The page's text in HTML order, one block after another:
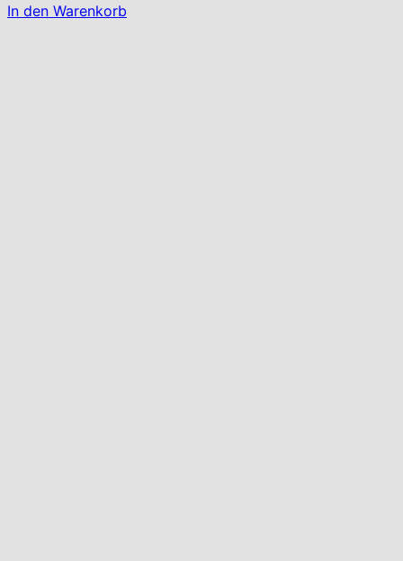
In den Warenkorb